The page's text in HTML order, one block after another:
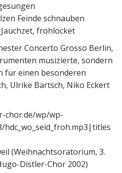
Feinde schnauben
frohlocket
Concerto Grosso Berlin,
musizierte, sondern
für einen besonderen
Ulrike Bartsch, Niko Eckert
chor.de/wp/wp-
(Weihnachtsoratorium, 3.
Distler-Chor 2002)